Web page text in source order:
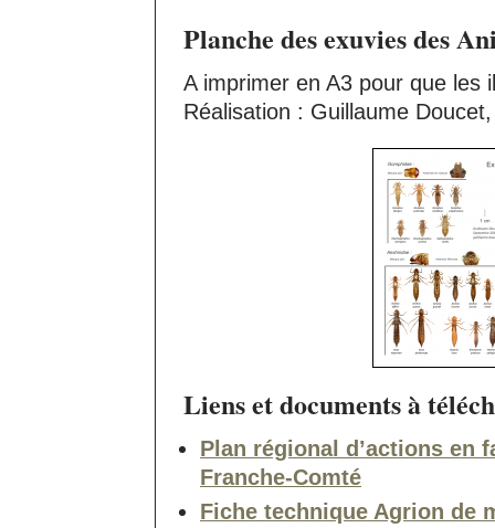
Planche des exuvies des
A imprimer en A3 pour que les
Réalisation : Guillaume
Liens et documents à
Plan régional d’actions en
Franche-Comté
Fiche technique Agrion de